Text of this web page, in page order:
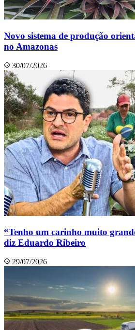
Novo sistema de produção
no Amazonas
30/07/2026
“Tenho um carinho muito
diz Eduardo Ribeiro
29/07/2026